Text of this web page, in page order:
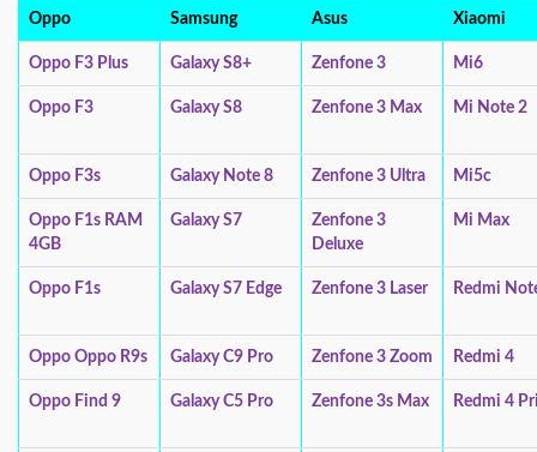
Oppo Samsung Asus Xiaomi
Oppo F3 Plus Galaxy S8+ Zenfone 3 Mi6
Oppo F3 Galaxy S8 Zenfone 3 Max Mi Note 2
Oppo F3s Galaxy Note 8 Zenfone 3 Ultra Mi5c
Oppo F1s RAM
4GB
Galaxy S7
Zenfone 3
Deluxe
Mi Max
Oppo F1s Galaxy S7 Edge Zenfone 3 Laser Redmi
Oppo Oppo R9s Galaxy C9 Pro Zenfone 3 Zoom Redmi 4
Oppo Find 9 Galaxy C5 Pro Zenfone 3s Max Redmi 4